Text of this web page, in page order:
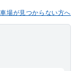
場が見つからない方へ